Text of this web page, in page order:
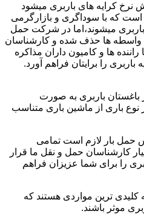
نرخ کرایه های باربری میشود
است که با سوداگری و بازارگرمی
میشوند،اما در شرکت حمل
واسطه ها حذف شده و کارشناسان
ها و کامیون داران مذاکره
باربری را برایتان فراهم آورد.
باربری به صورت
باری از ماشین باری متناسب
حمل بار لازم است تمامی
کارشناسان حمل و نقل ما قرار
را برای شما عزیزان فراهم
کلیدی ترین مواردی هستند که
موثر باشند.